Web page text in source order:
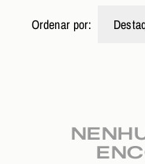
Ordenar por: